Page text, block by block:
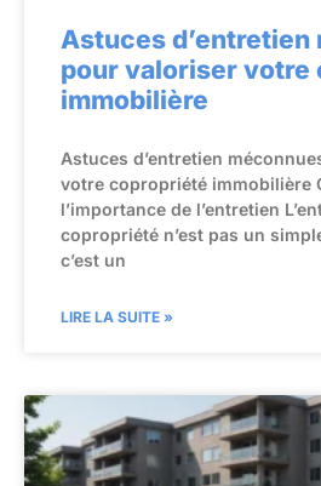
Astuces d’entretien
pour valoriser votre
immobilière
Astuces d’entretien
votre copropriété immobilière
l’importance de l’entretien
copropriété n’est pas un
c’est un
LIRE LA SUITE »